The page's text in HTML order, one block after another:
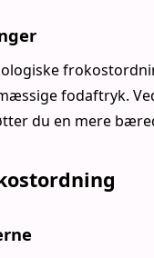
fodaftryk.
du en mere